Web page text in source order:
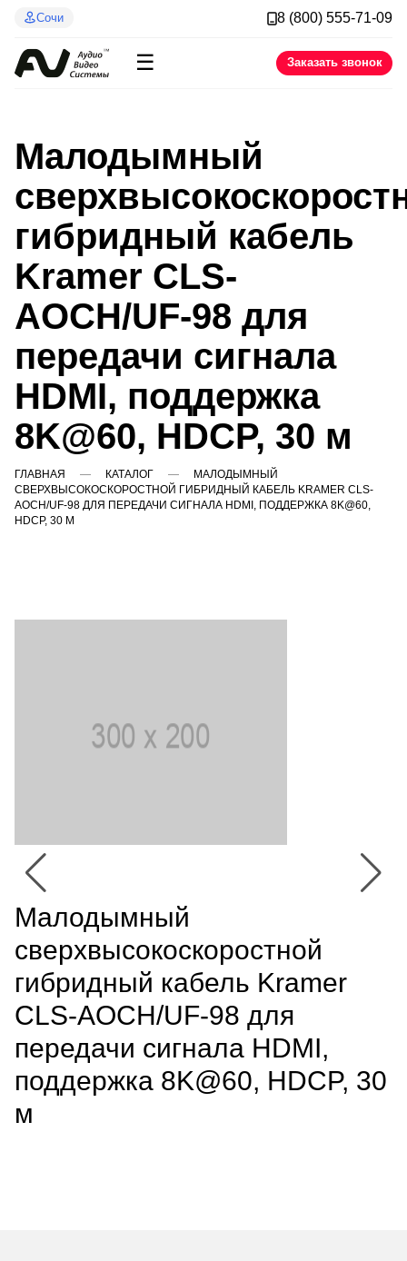
Сочи 8 (800) 555-71-09
☰ Заказать звонок
Малодымный
гибридный кабель
Kramer CLS-
AOCH/UF-98 для
передачи сигнала
HDMI, поддержка
8K@60, HDCP, 30 м
ГЛАВНАЯ КАТАЛОГ
МАЛОДЫМНЫЙ
СВЕРХВЫСОКОСКОРОСТНОЙ ГИБРИДНЫЙ КАБЕЛЬ KRAMER CLS-
AOCH/UF-98 ДЛЯ ПЕРЕДАЧИ СИГНАЛА HDMI, ПОДДЕРЖКА 8K@60,
HDCP, 30 М
Малодымный
сверхвысокоскоростной
гибридный кабель Kramer
CLS-AOCH/UF-98 для
передачи сигнала HDMI,
поддержка 8K@60, HDCP, 30
м